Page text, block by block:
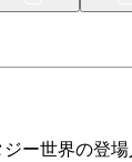
ー世界の